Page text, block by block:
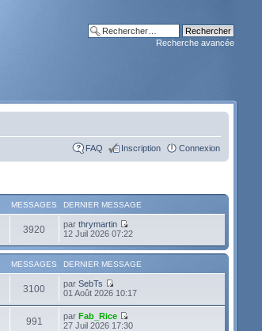
Recherche avancée
FAQ Inscription Connexion
MESSAGES DERNIER MESSAGE
3920 parthrymartin
12 Juil 2026 07:22
MESSAGES DERNIER MESSAGE
3100 parSebTs
01 Août 2026 10:17
991 parFab_Rice
27 Juil 2026 17:30